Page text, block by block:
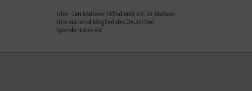
Über den Malteser Hilfsdienst e.V. ist Malteser
International Mitglied des Deutschen
Spendenrates e.V.